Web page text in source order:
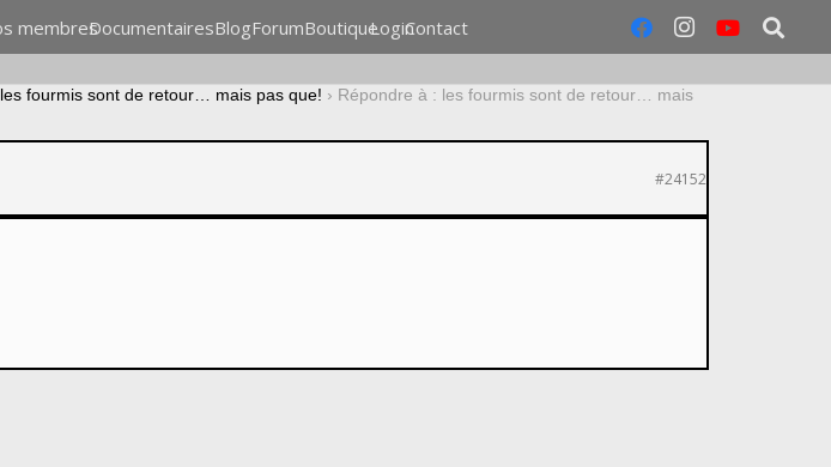
membresDocumentairesBlogForumBoutiqueLoginContact
les fourmis sont de retour… mais pas que! › Répondre à : les fourmis sont de retour… mais
#24152